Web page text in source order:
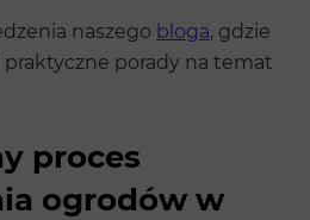
naszego bloga, gdzie
praktyczne porady na temat
proces
ogrodów w